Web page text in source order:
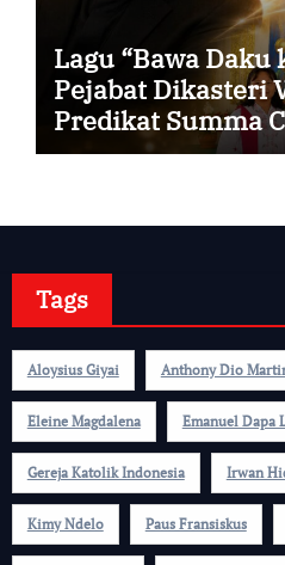
Lagu “Bawa Daku
Pejabat Dikasteri
Predikat Summa
Tags
Aloysius Giyai Anthony Dio
Eleine Magdalena Emanuel Dapa
Gereja Katolik Indonesia Irwan
Kimy Ndelo Paus Fransiskus